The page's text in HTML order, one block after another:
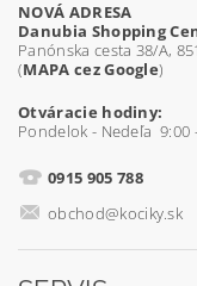
NOVÁ ADRESA
Danubia Shopping
Panónska cesta 38/A,
(MAPA cez Google)
Otváracie hodiny:
Pondelok - Nedeľa 9:00
0915 905 788
obchod@kociky.sk